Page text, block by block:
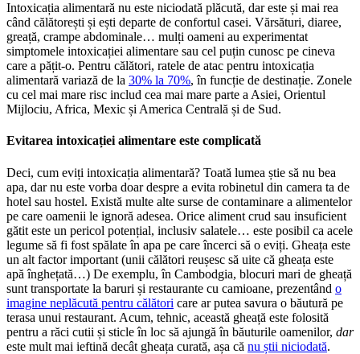
Intoxicația alimentară nu este niciodată plăcută, dar este și mai rea
când călătorești și ești departe de confortul casei. Vărsături, diaree,
greață, crampe abdominale… mulți oameni au experimentat
simptomele intoxicației alimentare sau cel puțin cunosc pe cineva
care a pățit-o. Pentru călători, ratele de atac pentru intoxicația
alimentară variază de la 30% la 70%, în funcție de destinație. Zonele
cu cel mai mare risc includ cea mai mare parte a Asiei, Orientul
Mijlociu, Africa, Mexic și America Centrală și de Sud.
Evitarea intoxicației alimentare este complicată
Deci, cum eviți intoxicația alimentară? Toată lumea știe să nu bea
apa, dar nu este vorba doar despre a evita robinetul din camera ta de
hotel sau hostel. Există multe alte surse de contaminare a alimentelor
pe care oamenii le ignoră adesea. Orice aliment crud sau insuficient
gătit este un pericol potențial, inclusiv salatele… este posibil ca acele
legume să fi fost spălate în apa pe care încerci să o eviți. Gheața este
un alt factor important (unii călători reușesc să uite că gheața este
apă înghețată…) De exemplu, în Cambodgia, blocuri mari de gheață
sunt transportate la baruri și restaurante cu camioane, prezentând o
imagine neplăcută pentru călători care ar putea savura o băutură pe
terasa unui restaurant. Acum, tehnic, această gheață este folosită
pentru a răci cutii și sticle în loc să ajungă în băuturile oamenilor, dar
este mult mai ieftină decât gheața curată, așa că nu știi niciodată.